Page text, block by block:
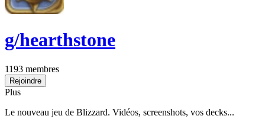
g/hearthstone
1193 membres
Rejoindre
Plus
Le nouveau jeu de Blizzard. Vidéos, screenshots, vos decks...